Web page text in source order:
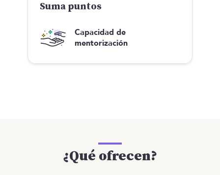
Suma puntos
Capacidad de
mentorización
¿Qué ofrecen?